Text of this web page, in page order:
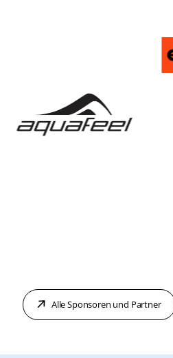
Alle Sponsoren und Partner